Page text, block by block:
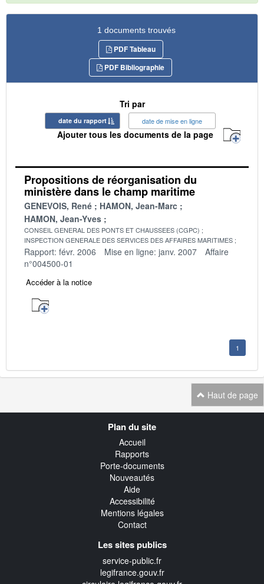
1 documents trouvés
PDF Tableau
PDF Bibliographie
Tri par
date du rapport date de mise en ligne
Ajouter tous les documents de la page
Propositions de réorganisation du
ministère dans le champ maritime
GENEVOIS, René
HAMON, Jean-Marc
HAMON, Jean-Yves
CONSEIL GENERAL DES PONTS ET CHAUSSEES (CGPC)
INSPECTION GENERALE DES SERVICES DES AFFAIRES MARITIMES
Rapport: févr. 2006 Mise en ligne: janv. 2007
Affaire
n°004500-01
Accéder à la notice
1
Haut de page
Plan du site
Accueil
Rapports
Porte-documents
Nouveautés
Aide
Accessibilité
Mentions légales
Contact
Les sites publics
service-public.fr
legifrance.gouv.fr